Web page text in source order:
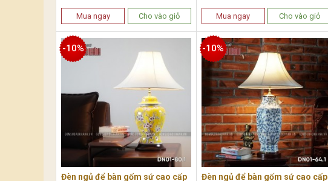
Mua ngay Cho vào giỏ Mua ngay Cho vào giỏ
Đèn ngủ để bàn gốm sứ cao cấp
-10%
Đèn ngủ để bàn gốm sứ cao cấp
-10%